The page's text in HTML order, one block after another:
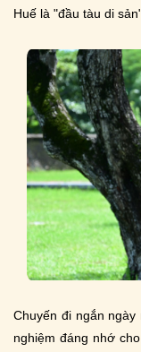
Huế là "đầu tàu di
Chuyến đi ngắn
nghiệm đáng nhớ